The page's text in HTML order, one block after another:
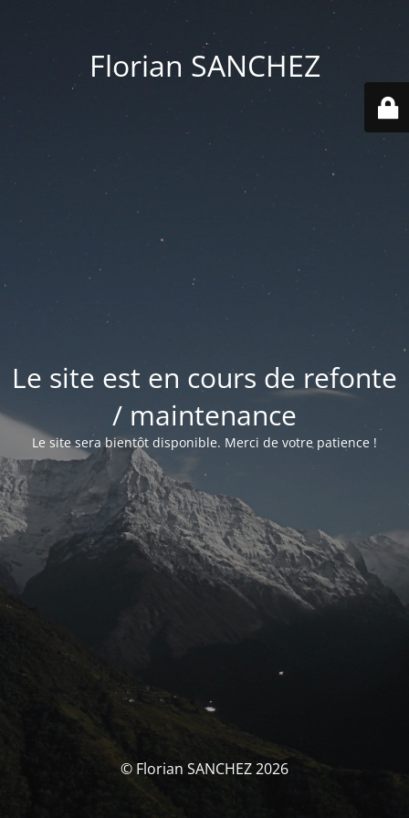
Florian SANCHEZ
Le site est en cours de refonte
/ maintenance
Le site sera bientôt disponible. Merci de votre patience !
© Florian SANCHEZ 2026